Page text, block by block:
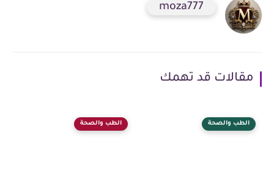
moza777
مقالات قد تهمك
الطب والصحة الطب والصحة